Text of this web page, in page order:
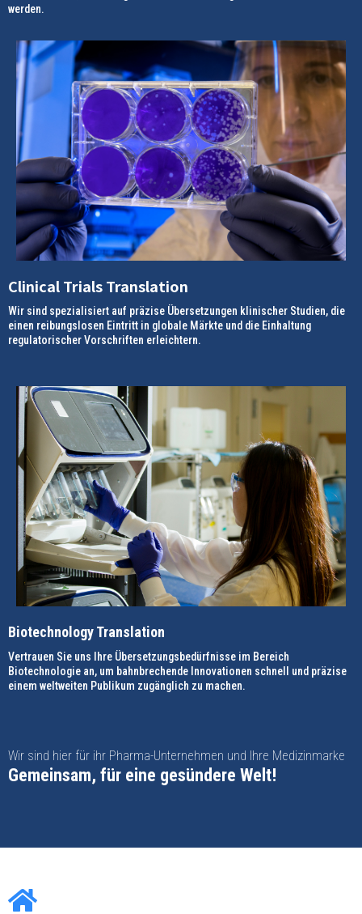
werden.
Clinical Trials Translation
Wir sind spezialisiert auf präzise Übersetzungen klinischer Studien, die
einen reibungslosen Eintritt in globale Märkte und die Einhaltung
regulatorischer Vorschriften erleichtern.
Biotechnology Translation
Vertrauen Sie uns Ihre Übersetzungsbedürfnisse im Bereich
Biotechnologie an, um bahnbrechende Innovationen schnell und präzise
einem weltweiten Publikum zugänglich zu machen.
Wir sind hier für ihr Pharma-Unternehmen und Ihre Medizinmarke
Gemeinsam, für eine gesündere Welt!